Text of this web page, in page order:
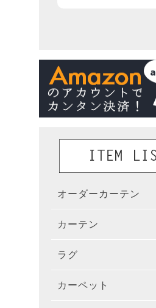
オーダーカーテン
カーテン
ラグ
カーペット